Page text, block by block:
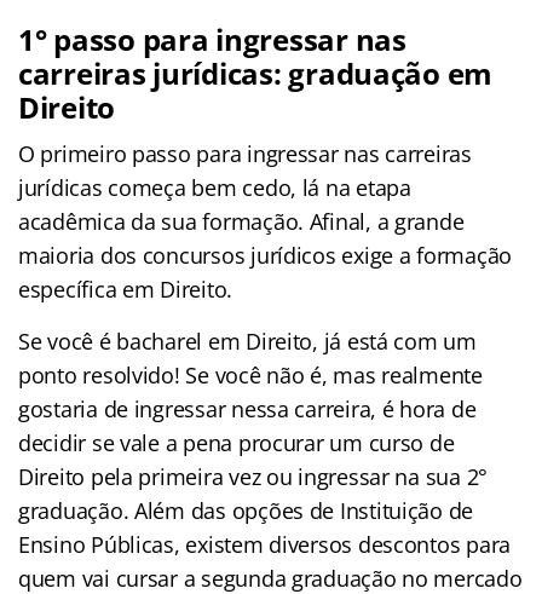
1° passo para ingressar nas
carreiras jurídicas: graduação em
Direito
O primeiro passo para ingressar nas carreiras
jurídicas começa bem cedo, lá na etapa
acadêmica da sua formação. Afinal, a grande
maioria dos concursos jurídicos exige a formação
específica em Direito.
Se você é bacharel em Direito, já está com um
ponto resolvido! Se você não é, mas realmente
gostaria de ingressar nessa carreira, é hora de
decidir se vale a pena procurar um curso de
Direito pela primeira vez ou ingressar na sua 2°
graduação. Além das opções de Instituição de
Ensino Públicas, existem diversos descontos para
quem vai cursar a segunda graduação no mercado